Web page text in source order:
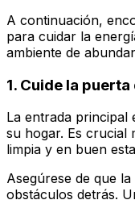
A continuación,
para cuidar la
ambiente de
1. Cuide la
La entrada principal
su hogar. Es crucial
limpia y en buen
Asegúrese de que
obstáculos detrás.